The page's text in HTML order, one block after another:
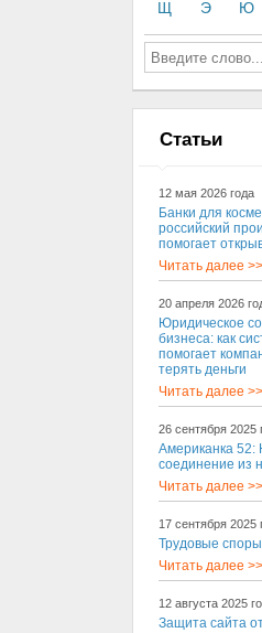
Щ Э Ю
Статьи
12 мая 2026 года
Банки для
российский
помогает
Читать далее
20 апреля 2026
Юридическое
бизнеса: как
помогает
терять деньги
Читать далее
26 сентября 2025
Американка 52:
соединение из
Читать далее
17 сентября 2025
Трудовые споры
Читать далее
12 августа 2025
Защита сайта